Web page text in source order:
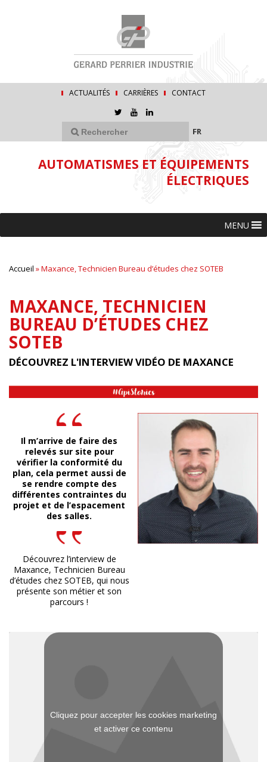
ACTUALITÉS CARRIÈRES CONTACT
FR
AUTOMATISMES ET ÉQUIPEMENTS
ÉLECTRIQUES
MENU
Accueil »Maxance, Technicien Bureau d’études chez SOTEB
MAXANCE, TECHNICIEN
BUREAU D’ÉTUDES CHEZ
SOTEB
DÉCOUVREZ L'INTERVIEW VIDÉO DE MAXANCE
Il m’arrive de faire des
relevés sur site pour
vérifier la conformité du
plan, cela permet aussi de
se rendre compte des
différentes contraintes du
projet et de l’espacement
des salles.
Découvrez l’interview de
Maxance, Technicien Bureau
d’études chez SOTEB, qui nous
présente son métier et son
parcours !
Cliquez pour accepter les cookies marketing
et activer ce contenu